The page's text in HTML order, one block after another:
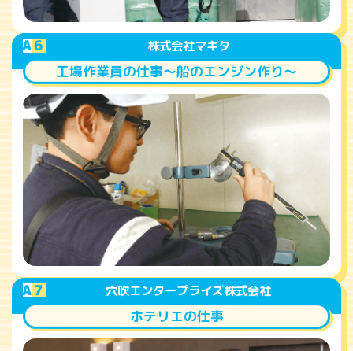
A6 株式会社マキタ
工場作業員の仕事～船のエンジン作り～
A7 穴吹エンタープライズ株式会社
ホテリエの仕事